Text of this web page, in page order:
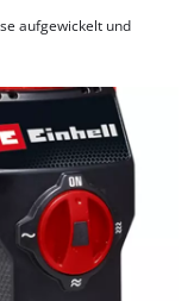
aufgewickelt und